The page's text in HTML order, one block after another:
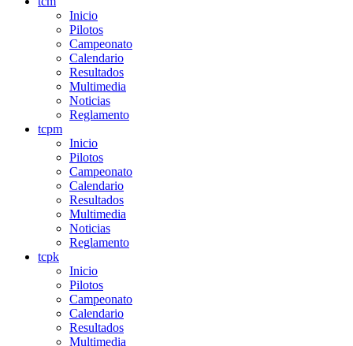
Inicio
Pilotos
Campeonato
Calendario
Resultados
Multimedia
Noticias
Reglamento
tcpm
Inicio
Pilotos
Campeonato
Calendario
Resultados
Multimedia
Noticias
Reglamento
tcpk
Inicio
Pilotos
Campeonato
Calendario
Resultados
Multimedia